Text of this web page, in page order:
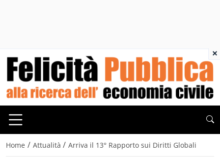
Home / Attualità / Arriva il 13° Rapporto sui Diritti Globali
×